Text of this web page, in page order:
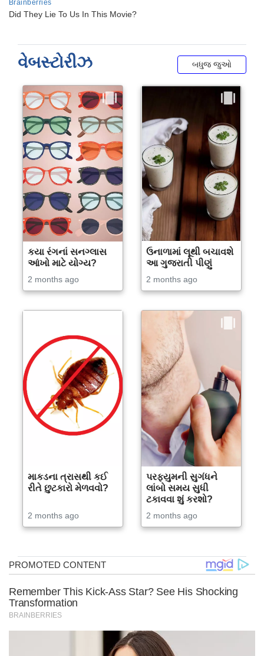
વેબસ્ટોરીઝ બધુજ જુઓ
કયા રંગનાં સનગ્લાસ
આંખો માટે યોગ્ય?
2 months ago
ઉનાળામાં લૂથી બચાવશે
આ ગુજરાતી પીણું
2 months ago
માકડના ત્રાસથી કઈ
રીતે છુટકારો મેળવવો?
2 months ago
પરફ્યુમની સુગંધને
લાંબો સમય સુધી
ટકાવવા શું કરશો?
2 months ago